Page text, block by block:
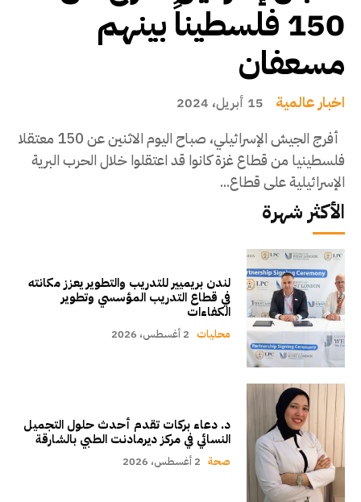
150 فلسطيناً بينهم
مسعفان
اخبار عالمية 15 أبريل، 2024
أفرج الجيش الإسرائيلي، صباح اليوم الاثنين عن 150 معتقلا
فلسطينيا من قطاع غزة كانوا قد اعتقلوا خلال الحرب البرية
الإسرائيلية على قطاع...
الأكثر شهرة
لندن بريميير للتدريب والتطوير يعزز مكانته
في قطاع التدريب المؤسسي وتطوير
الكفاءات
محليات 2 أغسطس، 2026
د. دعاء بركات تقدم أحدث حلول التجميل
النسائي في مركز ديرمادنت الطبي بالشارقة
صحة 2 أغسطس، 2026